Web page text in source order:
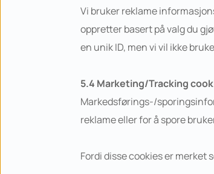
Vi bruker reklame
oppretter basert på valg du
en unik ID, men vi vil ikke
5.4 Marketing/Tracking
Markedsførings-/
reklame eller for å spore
Fordi disse cookies er merket